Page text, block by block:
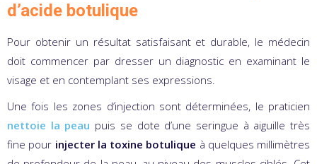
d’acide botulique
Pour obtenir un résultat satisfaisant et durable, le médecin
doit commencer par dresser un diagnostic en examinant le
visage et en contemplant ses expressions.
Une fois les zones d’injection sont déterminées, le praticien
nettoie la peau puis se dote d’une seringue à aiguille très
fine pour injecter la toxine botulique à quelques millimètres